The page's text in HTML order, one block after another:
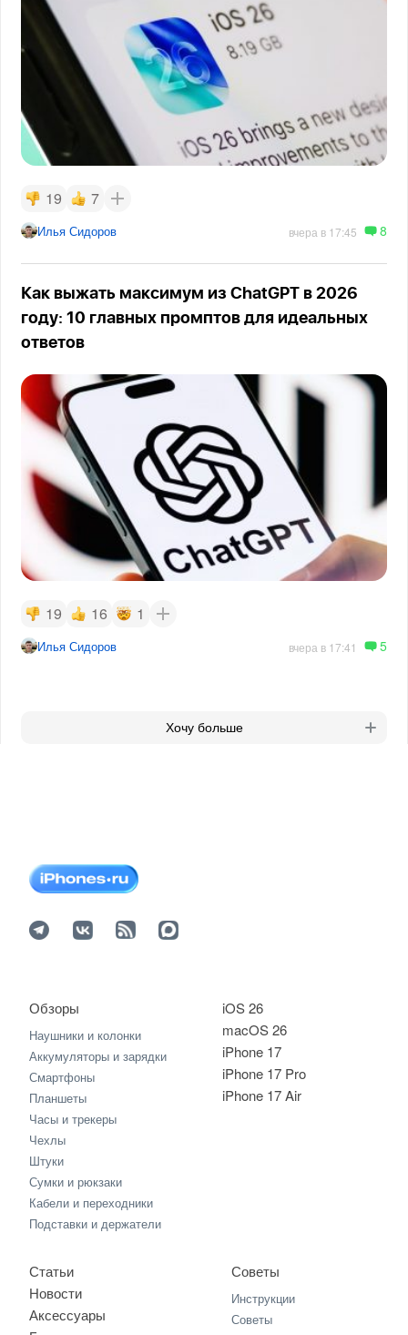
19 7
Илья Сидоров вчера в 17:45 8
Как выжать максимум из ChatGPT в 2026
году: 10 главных промптов для идеальных
ответов
19 16 1
Илья Сидоров вчера в 17:41 5
Хочу больше
iOS 26
macOS 26
iPhone 17
iPhone 17 Pro
iPhone 17 Air
Обзоры
Наушники и колонки
Аккумуляторы и зарядки
Смартфоны
Планшеты
Часы и трекеры
Чехлы
Штуки
Сумки и рюкзаки
Кабели и переходники
Подставки и держатели
Статьи
Новости
Аксессуары
Советы
Инструкции
Советы